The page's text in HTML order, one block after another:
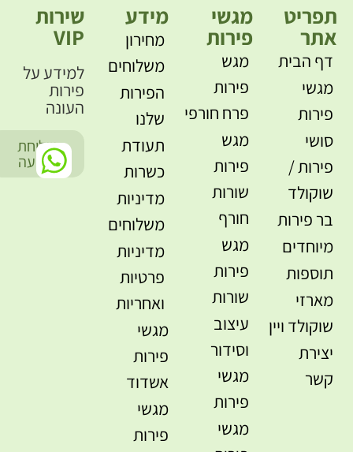
תפריט
אתר
דף הבית
מגשי
פירות
סושי
פירות /
שוקולד
בר פירות
מיוחדים
תוספות
מארזי
שוקולד ויין
יצירת
קשר
מגשי
פירות
מגש
פירות
פרח חורפי
מגש
פירות
שורות
חורף
מגש
פירות
שורות
עיצוב
וסידור
מגשי
פירות
מגשי
מידע
מחירון
משלוחים
הפירות
שלנו
תעודת
כשרות
מדיניות
משלוחים
מדיניות
פרטיות
ואחריות
מגשי
פירות
אשדוד
מגשי
פירות
שירות
VIP
למידע על
פירות
העונה
שליחת
הודעה